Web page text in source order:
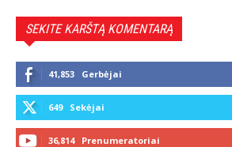
SEKITE KARŠTĄ KOMENTARĄ
41,853 Gerbėjai
649 Sekėjai
36,814 Prenumeratoriai